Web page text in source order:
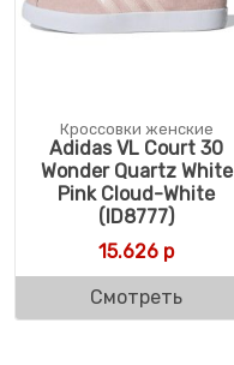
Кроссовки женские
Adidas VL Court 30
Wonder Quartz White
Pink Cloud-White
(ID8777)
15.626 р
Смотреть